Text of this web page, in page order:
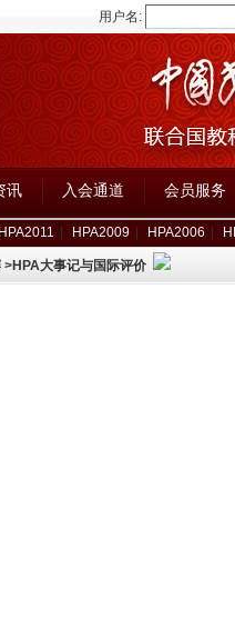
用户名:
讯 入会通道 会员服务
HPA2011 HPA2009 HPA2006
>HPA大事记与国际评价